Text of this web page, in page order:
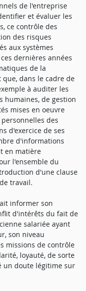
de l'entreprise
et évaluer les
ce contrôle des
des risques
aux systèmes
dernières années
de la
que, dans le cadre de
à auditer les
humaines, de gestion
mises en oeuvre
des
d'exercice de ses
d'informations
en matière
l'ensemble du
d'une clause
travail.
informer son
d'intérêts du fait de
salariée ayant
son niveau
missions de contrôle
loyauté, de sorte
un doute légitime sur